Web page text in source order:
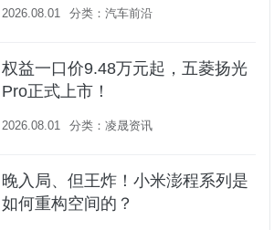
2026.08.01 分类：汽车前沿
权益一口价9.48万元起，五菱扬光
Pro正式上市！
2026.08.01 分类：凌晟资讯
晚入局、但王炸！小米澎程系列是
如何重构空间的？